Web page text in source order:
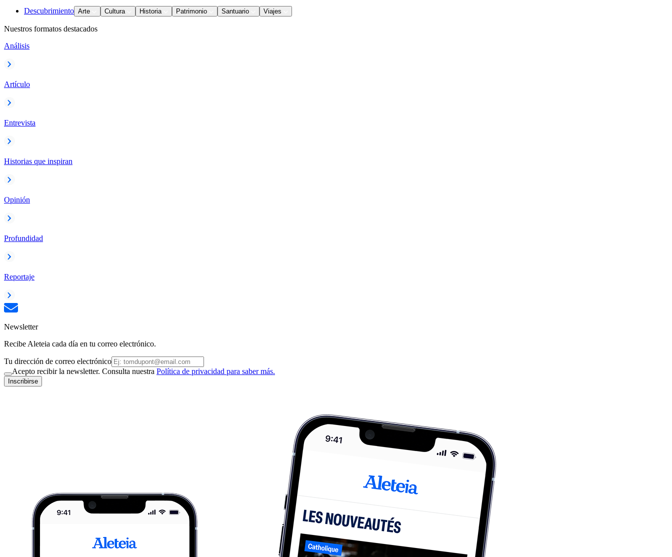
Descubrimiento Arte Cultura Historia Patrimonio Santuario Viajes
Nuestros formatos destacados
Análisis
Artículo
Entrevista
Historias que inspiran
Opinión
Profundidad
Reportaje
Newsletter
Recibe Aleteia cada día en tu correo electrónico.
Tu dirección de correo electrónico
Acepto recibir la newsletter. Consulta nuestra Política de privacidad para saber más.
Inscribirse